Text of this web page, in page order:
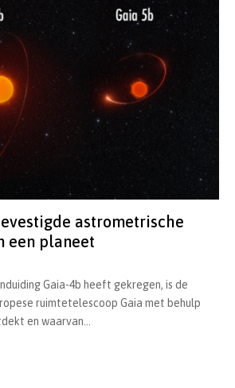
astrometrische
een planeet
Gaia-4b heeft gekregen, is de
ruimtetelescoop Gaia met behulp
en waarvan...